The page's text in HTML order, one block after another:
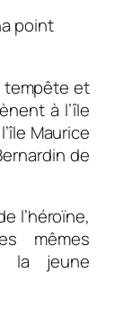
point
tempête et
à l’île
Maurice
de
l’héroïne,
mêmes
la jeune